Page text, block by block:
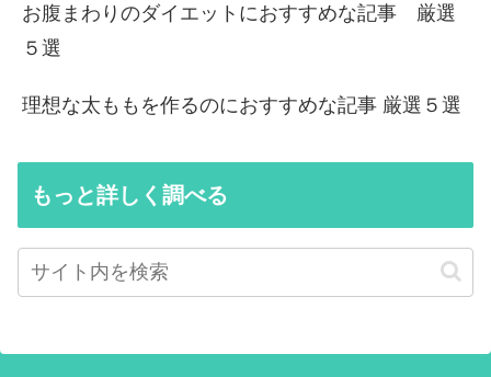
お腹まわりのダイエットにおすすめな記事 厳選
５選
理想な太ももを作るのにおすすめな記事 厳選５選
もっと詳しく調べる